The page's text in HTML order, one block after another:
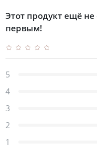
Этот продукт ещё не
первым!
5
4
3
2
1